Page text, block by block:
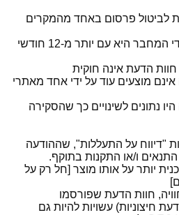
לביטול פרסום באחד מהמקרים
● חוות הדעת שנכתבה על ידי המחבר היא עם יותר מ-12 חודשי
הדעת אינה חוקית
מוצעים עוד על ידי אחד מאתרי
נתונים לשינויים כך שהסקירה
"דיווח על התעללות", שההודעה
ו/או התקנות בתוקף.
יותר על אותו מוצר [חל רק על
חוות הדעת שפורסמו
חיצוניות) עשויות להיות גם